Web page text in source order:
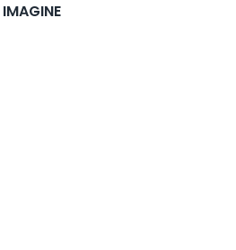
IMAGINE